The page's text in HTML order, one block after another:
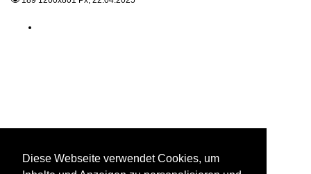
Diese Webseite verwendet Cookies, um